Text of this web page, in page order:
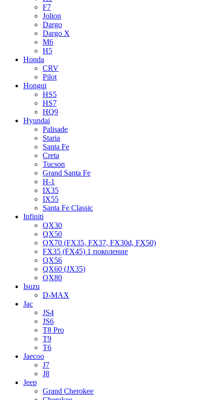
F7
Jolion
Dargo
Dargo X
M6
H5
Honda
CRV
Pilot
Hongqi
HS5
HS7
HQ9
Hyundai
Palisade
Staria
Santa Fe
Creta
Tucson
Grand Santa Fe
H-1
IX35
IX55
Santa Fe Classic
Infiniti
QX30
QX50
QX70 (FX35, FX37, FX30d, FX50)
FX35 (FX45) 1 поколение
QX56
QX60 (JX35)
QX80
Isuzu
D-MAX
Jac
JS4
JS6
T8 Pro
T9
T6
Jaecoo
J7
J8
Jeep
Grand Cherokee